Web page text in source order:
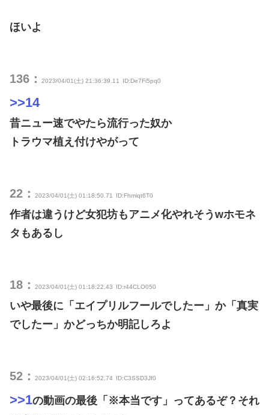
ほいよ
136： 2023/04/01(土) 21:36:39.11 ID:De7Fi5pq0
>>14
昔ニュー速でやたら流行った奴か
トラウマ植え付けやがって
22： 2023/04/01(土) 01:18:50.71 ID:Fhmiqt6T0
作者は違うけど女犯坊もアニメ化やれそうwホモネ
タもあるし
18： 2023/04/01(土) 01:18:22.43 ID:r44CLO050
いや最後に「エイプリルフールでしたー」か「真実
でしたー」かどっちか明記しろよ
52： 2023/04/01(土) 02:16:52.74 ID:C3SSD3Jf0
>>1の動画の最後「※本当です」ってあるぞ？それ